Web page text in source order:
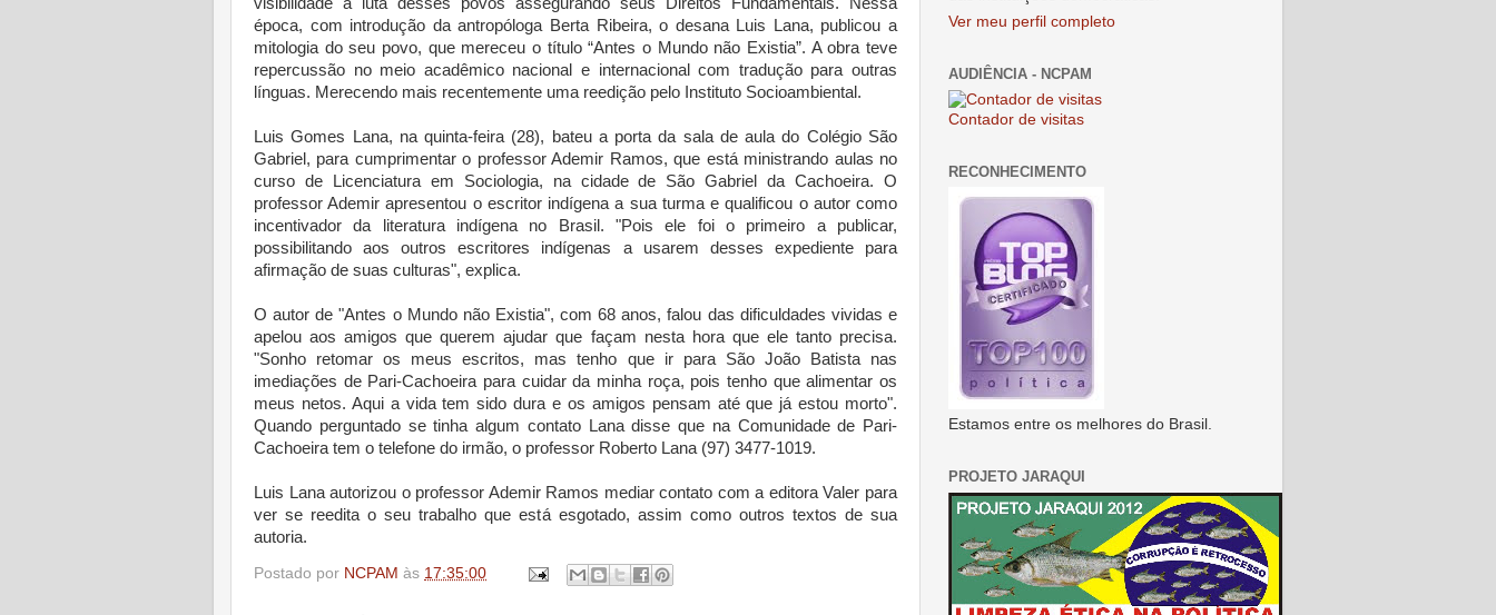
época, com introdução da antropóloga Berta Ribeira, o desana Luis Lana, publicou a
mitologia do seu povo, que mereceu o título “Antes o Mundo não Existia”. A obra teve
repercussão no meio acadêmico nacional e internacional com tradução para outras
línguas. Merecendo mais recentemente uma reedição pelo Instituto Socioambiental.
Luis Gomes Lana, na quinta-feira (28), bateu a porta da sala de aula do Colégio São
Gabriel, para cumprimentar o professor Ademir Ramos, que está ministrando aulas no
curso de Licenciatura em Sociologia, na cidade de São Gabriel da Cachoeira. O
professor Ademir apresentou o escritor indígena a sua turma e qualificou o autor como
incentivador da literatura indígena no Brasil. "Pois ele foi o primeiro a publicar,
possibilitando aos outros escritores indígenas a usarem desses expediente para
afirmação de suas culturas", explica.
O autor de "Antes o Mundo não Existia", com 68 anos, falou das dificuldades vividas e
apelou aos amigos que querem ajudar que façam nesta hora que ele tanto precisa.
"Sonho retomar os meus escritos, mas tenho que ir para São João Batista nas
imediações de Pari-Cachoeira para cuidar da minha roça, pois tenho que alimentar os
meus netos. Aqui a vida tem sido dura e os amigos pensam até que já estou morto".
Quando perguntado se tinha algum contato Lana disse que na Comunidade de Pari-
Cachoeira tem o telefone do irmão, o professor Roberto Lana (97) 3477-1019.
Luis Lana autorizou o professor Ademir Ramos mediar contato com a editora Valer para
ver se reedita o seu trabalho que está esgotado, assim como outros textos de sua
autoria.
Postado por NCPAM às 17:35:00
Ver meu perfil completo
AUDIÊNCIA - NCPAM
Contador de visitas
RECONHECIMENTO
Estamos entre os melhores do Brasil.
PROJETO JARAQUI